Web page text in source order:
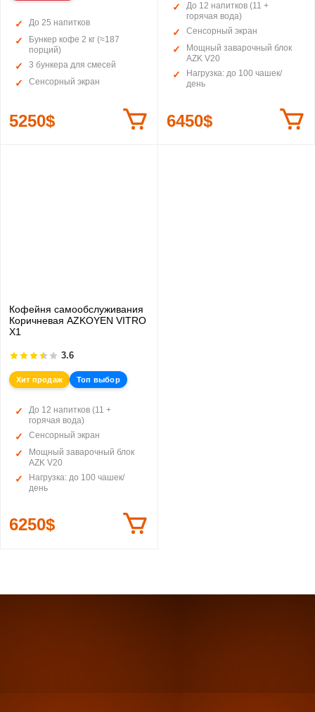
До 25 напитков
Бункер кофе 2 кг (≈187
порций)
3 бункера для смесей
Сенсорный экран
5250$
До 12 напитков (11 +
горячая вода)
Сенсорный экран
Мощный заварочный блок
AZK V20
Нагрузка: до 100 чашек/
день
6450$
Кофейня самообслуживания
Коричневая AZKOYEN VITRO
X1
3.6
Хит продаж Топ выбор
До 12 напитков (11 +
горячая вода)
Сенсорный экран
Мощный заварочный блок
AZK V20
Нагрузка: до 100 чашек/
день
6250$